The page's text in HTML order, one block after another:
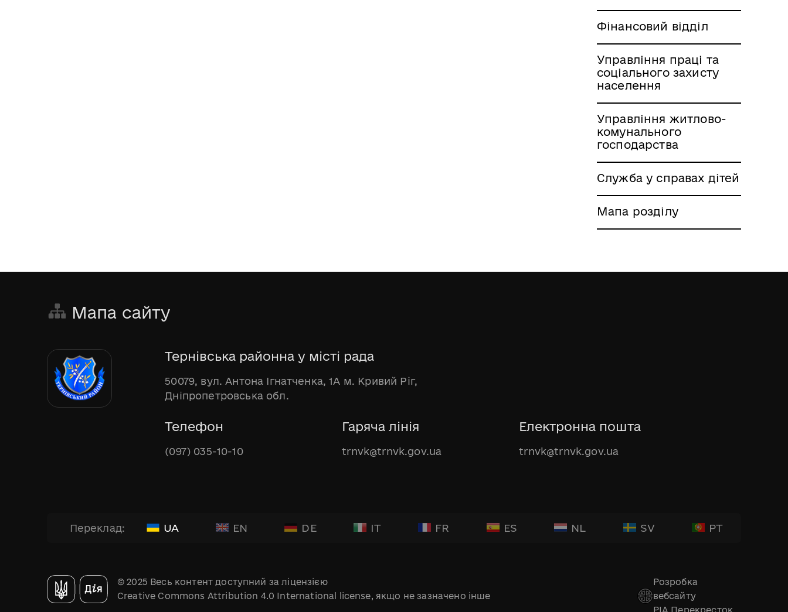
Фінансовий відділ
Управління праці та
соціального захисту
населення
Управління житлово-
комунального
господарства
Служба у справах дітей
Мапа розділу
Мапа сайту
Тернівська районна у місті рада
50079, вул. Антона Ігнатченка, 1А м. Кривий Ріг,
Дніпропетровська обл.
Телефон
(097) 035-10-10
Гаряча лінія
trnvk@trnvk.gov.ua
Електронна пошта
trnvk@trnvk.gov.ua
Переклад: UA EN DE IT FR ES NL SV PT
© 2025 Весь контент доступний за ліцензією
Creative Commons Attribution 4.0 International license, якщо не зазначено інше
Розробка
вебсайту
РІА Перекресток